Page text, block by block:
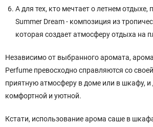
А для тех, кто мечтает о летнем отдыхе,
Summer Dream - композиция из
которая создает атмосферу отдыха на
Независимо от выбранного аромата,
Perfume превосходно справляются со
приятную атмосферу в доме или в шкафу, и
комфортной и уютной.
Кстати, использование арома саше в